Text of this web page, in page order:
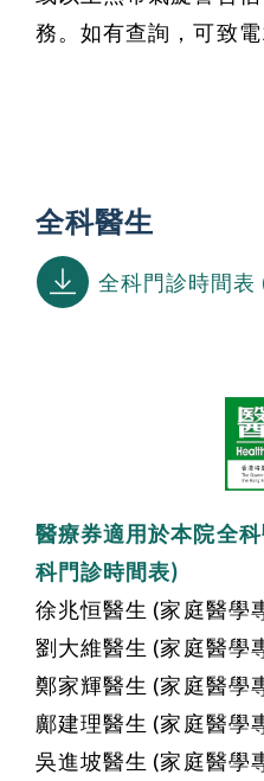
務。如有查詢，可致電
全科醫生
全科門診時間表
醫療券適用於本院全
科門診時間表)
徐兆恒醫生 (家庭醫學
劉大維醫生 (家庭醫學
鄭家輝醫生 (家庭醫學
鄺建理醫生 (家庭醫學
吳進坡醫生 (家庭醫學